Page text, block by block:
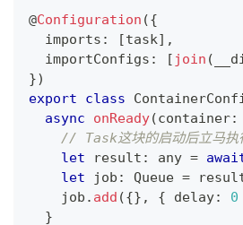
@Configuration ({
  imports
: [task] ,
  importConfigs
: [ join (
})
export
class
async
onReady(container:
// Task这块的启动后立马执
let result : any =
let job : Queue =
    job
. add ({} , { delay: 0
}